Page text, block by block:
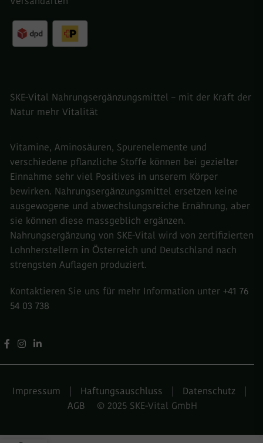
SKE-Vital Nahrungsergänzungsmittel – mit der Kraft der
Natur mehr Vitalität​
Vitamine, Aminosäuren, Spurenelemente und
verschiedene pflanzliche Stoffe können bei gezielter
Einnahme sehr viel Positives in unserem Körper
bewirken. Nahrungsergänzungsmittel ersetzen keine
ausgewogene und abwechslungsreiche Ernährung, aber
sie können diese massgeblich ergänzen.
Nahrungsergänzung von SKE-Vital wird von zertifizierten
Lohnherstellern in Österreich und Deutschland nach
strengsten Auflagen produziert.
Kontaktieren Sie uns für mehr Information unter +41 76
54 03 738
Impressum Haftungsauschluss Datenschutz|
AGB
© 2025 SKE-Vital GmbH